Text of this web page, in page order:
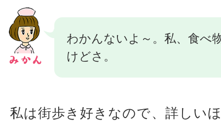
わかんないよ～。私、食べ
けどさ。
私は街歩き好きなので、詳しい